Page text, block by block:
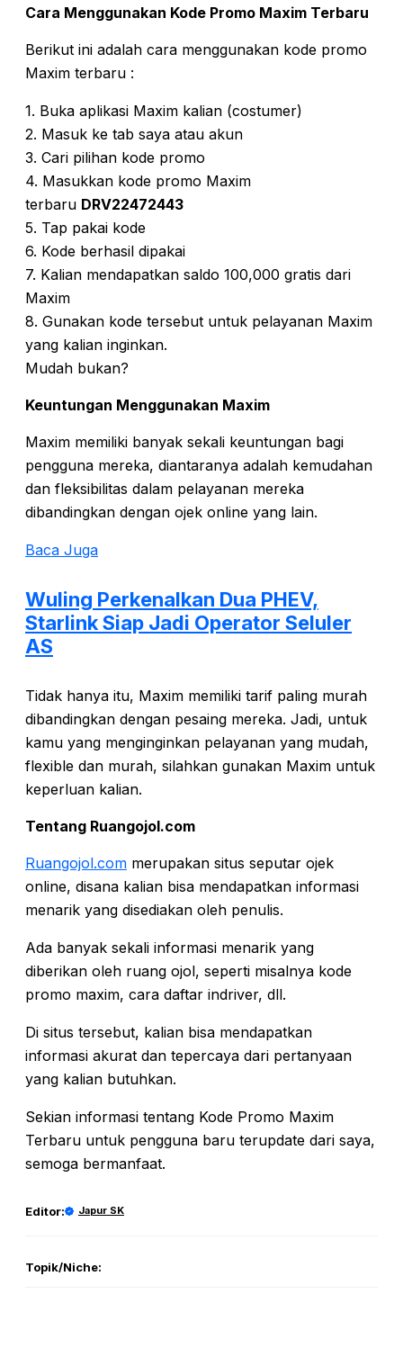
Cara Menggunakan Kode Promo Maxim Terbaru
Berikut ini adalah cara menggunakan kode promo
Maxim terbaru :
1. Buka aplikasi Maxim kalian (costumer)
2. Masuk ke tab saya atau akun
3. Cari pilihan kode promo
4. Masukkan kode promo Maxim
terbaru DRV22472443
5. Tap pakai kode
6. Kode berhasil dipakai
7. Kalian mendapatkan saldo 100,000 gratis dari
Maxim
8. Gunakan kode tersebut untuk pelayanan Maxim
yang kalian inginkan.
Mudah bukan?
Keuntungan Menggunakan Maxim
Maxim memiliki banyak sekali keuntungan bagi
pengguna mereka, diantaranya adalah kemudahan
dan fleksibilitas dalam pelayanan mereka
dibandingkan dengan ojek online yang lain.
Baca Juga
Wuling Perkenalkan Dua PHEV,
Starlink Siap Jadi Operator Seluler
AS
Tidak hanya itu, Maxim memiliki tarif paling murah
dibandingkan dengan pesaing mereka. Jadi, untuk
kamu yang menginginkan pelayanan yang mudah,
flexible dan murah, silahkan gunakan Maxim untuk
keperluan kalian.
Tentang Ruangojol.com
Ruangojol.com merupakan situs seputar ojek
online, disana kalian bisa mendapatkan informasi
menarik yang disediakan oleh penulis.
Ada banyak sekali informasi menarik yang
diberikan oleh ruang ojol, seperti misalnya kode
promo maxim, cara daftar indriver, dll.
Di situs tersebut, kalian bisa mendapatkan
informasi akurat dan tepercaya dari pertanyaan
yang kalian butuhkan.
Sekian informasi tentang Kode Promo Maxim
Terbaru untuk pengguna baru terupdate dari saya,
semoga bermanfaat.
Editor: Japur SK
Topik/Niche: